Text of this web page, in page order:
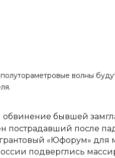
полутораметровые волны
обвинение бывшей
пострадавший после
«Юфорум»
подверглись